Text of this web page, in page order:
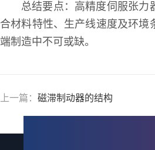
总结要点：高精度伺服张力
合材料特性、生产线速度及环
端制造中不可或缺。
上一篇： 磁滞制动器的结构